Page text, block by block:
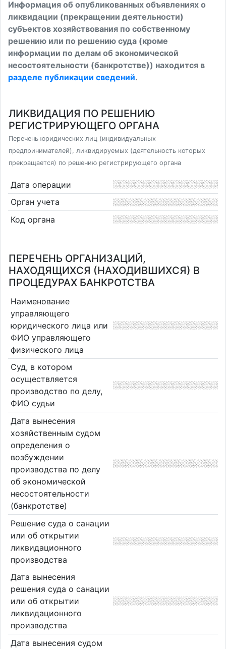
Информация об опубликованных объявлениях о
ликвидации (прекращении деятельности)
субъектов хозяйствования по собственному
решению или по решению суда (кроме
информации по делам об экономической
несостоятельности (банкротстве)) находится в
разделе публикации сведений.
ЛИКВИДАЦИЯ ПО РЕШЕНИЮ
РЕГИСТРИРУЮЩЕГО ОРГАНА
Перечень юридических лиц (индивидуальных
предпринимателей), ликвидируемых (деятельность которых
прекращается) по решению регистрирующего органа
Дата операции
Орган учета
Код органа
ПЕРЕЧЕНЬ ОРГАНИЗАЦИЙ,
НАХОДЯЩИХСЯ (НАХОДИВШИХСЯ) В
ПРОЦЕДУРАХ БАНКРОТСТВА
Наименование
управляющего
юридического лица или
ФИО управляющего
физического лица
Суд, в котором
осуществляется
производство по делу,
ФИО судьи
Дата вынесения
хозяйственным судом
определения о
возбуждении
производства по делу
об экономической
несостоятельности
(банкротстве)
Решение суда о санации
или об открытии
ликвидационного
производства
Дата вынесения
решения суда о санации
или об открытии
ликвидационного
производства
Дата вынесения судом